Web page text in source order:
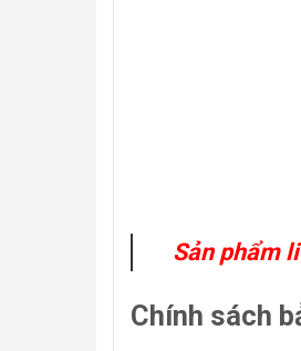
Sản phẩm
Chính sách